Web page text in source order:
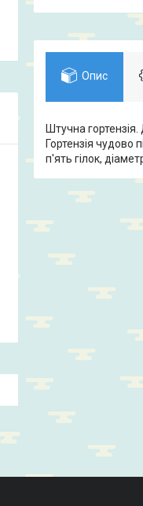
Опис
Штучна гортензія.
Гортензія чудово
п'ять гілок,